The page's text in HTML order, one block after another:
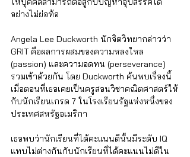
อย่างไม่ย่อท้อ
Angela Lee Duckworth นักจิตวิทยากล่าวว่า
GRIT คือผลการผสมของความหลงใหล
(passion) และความอดทน (perseverance)
รวมเข้าด้วยกัน โดย Duckworth ค้นพบเรื่องนี้
เมื่อตอนที่เธอเคยเป็นครูสอนวิชาคณิตศาสตร์ให้
กับนักเรียนเกรด 7 ในโรงเรียนรัฐแห่งหนึ่งของ
ประเทศสหรัฐอเมริกา
เธอพบว่านักเรียนที่ได้คะแนนดีนั้นมีระดับ IQ
แทบไม่ต่างกันกับนักเรียนที่ได้คะแนนไม่ดีใน